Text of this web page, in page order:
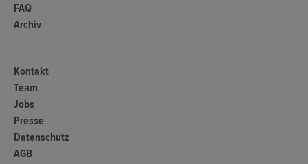
FAQ
Archiv
Kontakt
Team
Jobs
Presse
Datenschutz
AGB